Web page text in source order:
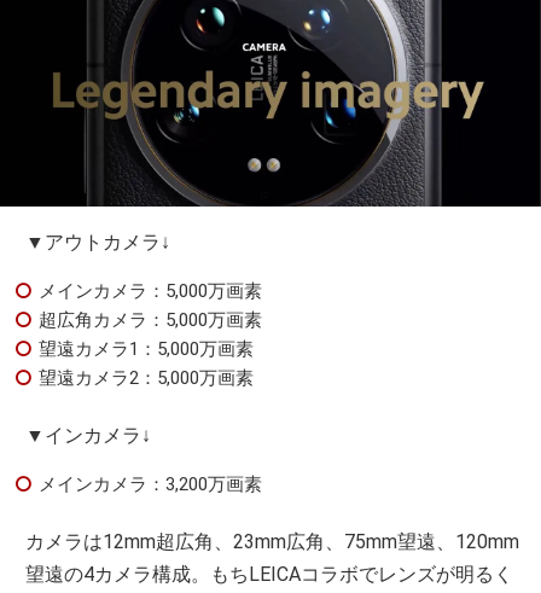
▼アウトカメラ↓
メインカメラ：5,000万画素
超広角カメラ：5,000万画素
望遠カメラ1：5,000万画素
望遠カメラ2：5,000万画素
▼インカメラ↓
メインカメラ：3,200万画素
カメラは12mm超広角、23mm広角、75mm望遠、120mm
望遠の4カメラ構成。もちLEICAコラボでレンズが明るく